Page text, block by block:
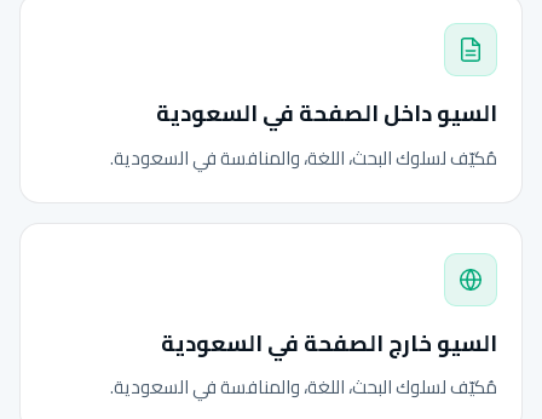
السيو داخل الصفحة في السعودية
مُكيّف لسلوك البحث، اللغة، والمنافسة في السعودية.
السيو خارج الصفحة في السعودية
مُكيّف لسلوك البحث، اللغة، والمنافسة في السعودية.